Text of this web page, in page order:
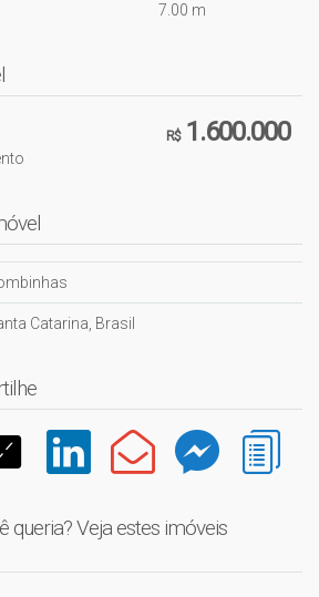
7.00 m
R$1.600.000
Catarina, Brasil
queria? Veja estes imóveis